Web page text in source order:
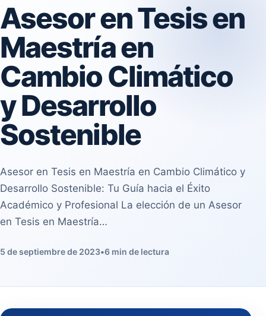
Asesor en Tesis en
Maestría en
Cambio Climático
y Desarrollo
Sostenible
Asesor en Tesis en Maestría en Cambio Climático y
Desarrollo Sostenible: Tu Guía hacia el Éxito
Académico y Profesional La elección de un Asesor
en Tesis en Maestría…
5 de septiembre de 2023•6 min de lectura